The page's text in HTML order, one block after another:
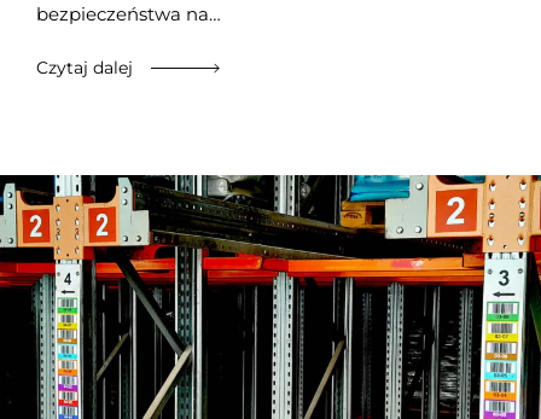
bezpieczeństwa na…
Czytaj dalej